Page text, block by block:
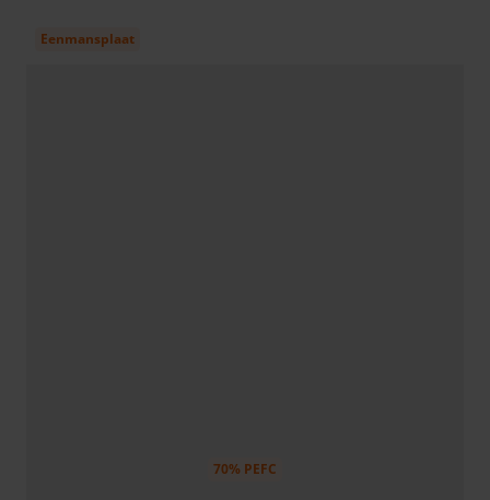
Eenmansplaat
70% PEFC